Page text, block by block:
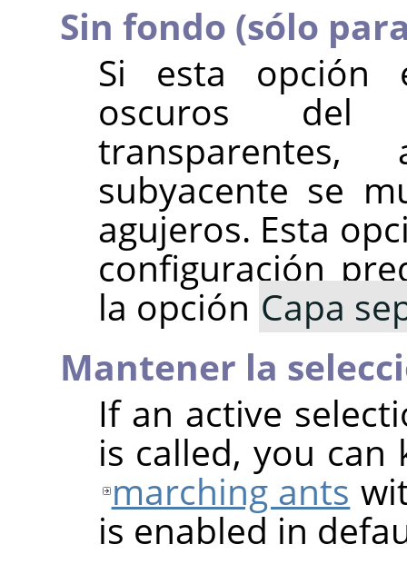
Sin fondo (sólo
Si esta opción
oscuros del
subyacente se
agujeros. Esta
configuración
la opción Capa
Mantener la
If an active
is called, you
marching ants
is enabled in